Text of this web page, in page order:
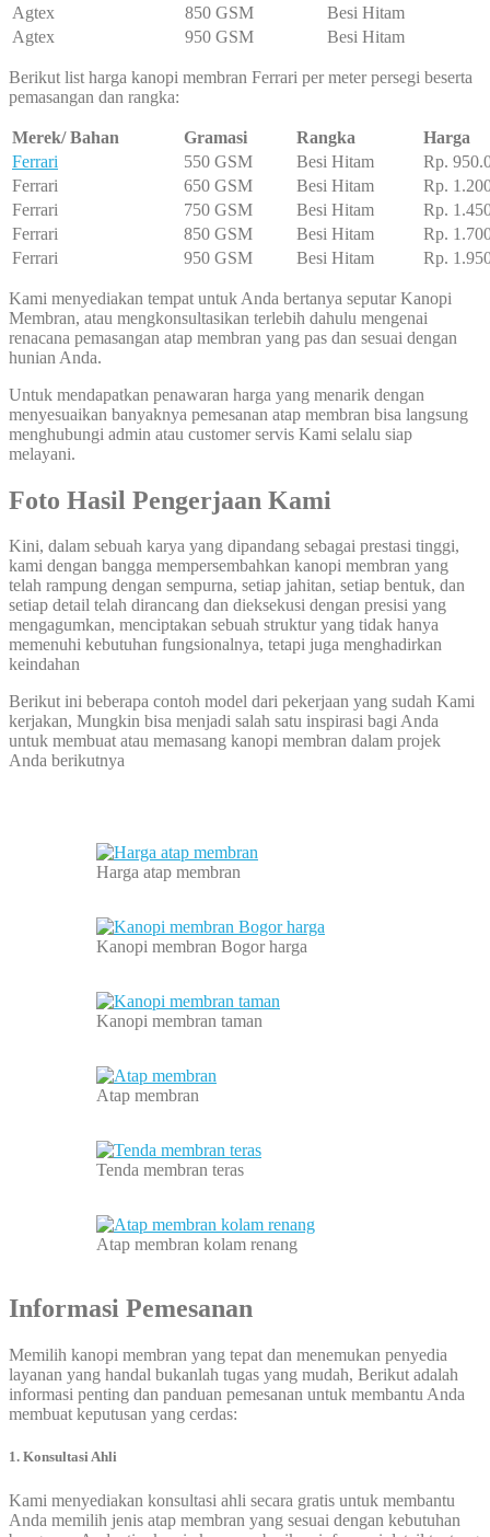
Agtex
850 GSM
Besi Hitam
Agtex
950 GSM Besi Hitam
Berikut list harga kanopi membran Ferrari per meter persegi beserta
pemasangan dan rangka:
Merek/ Bahan Gramasi Rangka
Harga
Ferrari
550 GSM Besi Hitam
Rp.
Ferrari
650 GSM Besi Hitam
Rp.
Ferrari
750 GSM Besi Hitam
Rp.
Ferrari
850 GSM Besi Hitam
Rp.
Ferrari
950 GSM Besi Hitam Rp.
Kami menyediakan tempat untuk Anda bertanya seputar Kanopi
Membran, atau mengkonsultasikan terlebih dahulu mengenai
renacana pemasangan atap membran yang pas dan sesuai dengan
hunian Anda.
Untuk mendapatkan penawaran harga yang menarik dengan
menyesuaikan banyaknya pemesanan atap membran bisa langsung
menghubungi admin atau customer servis Kami selalu siap
melayani.
Foto Hasil Pengerjaan Kami
Kini, dalam sebuah karya yang dipandang sebagai prestasi tinggi,
kami dengan bangga mempersembahkan kanopi membran yang
telah rampung dengan sempurna, setiap jahitan, setiap bentuk, dan
setiap detail telah dirancang dan dieksekusi dengan presisi yang
mengagumkan, menciptakan sebuah struktur yang tidak hanya
memenuhi kebutuhan fungsionalnya, tetapi juga menghadirkan
keindahan
Berikut ini beberapa contoh model dari pekerjaan yang sudah Kami
kerjakan, Mungkin bisa menjadi salah satu inspirasi bagi Anda
untuk membuat atau memasang kanopi membran dalam projek
Anda berikutnya
Harga atap membran
Kanopi membran Bogor harga
Kanopi membran taman
Atap membran
Tenda membran teras
Atap membran kolam renang
Informasi Pemesanan
Memilih kanopi membran yang tepat dan menemukan penyedia
layanan yang handal bukanlah tugas yang mudah, Berikut adalah
informasi penting dan panduan pemesanan untuk membantu Anda
membuat keputusan yang cerdas:
1. Konsultasi Ahli
Kami menyediakan konsultasi ahli secara gratis untuk membantu
Anda memilih jenis atap membran yang sesuai dengan kebutuhan